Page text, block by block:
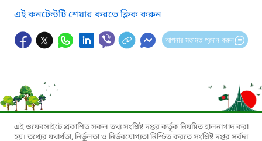
এই কনটেন্টটি শেয়ার করতে ক্লিক করুন
আপনার মতামত প্রদান করুন
এই ওয়েবসাইটে প্রকাশিত সকল তথ্য সংশ্লিষ্ট দপ্তর কর্তৃক নিয়মিত হালনাগাদ করা
হয়। তথ্যের যথার্থতা, নির্ভুলতা ও নির্ভরযোগ্যতা নিশ্চিত করতে সংশ্লিষ্ট দপ্তর সর্বদা